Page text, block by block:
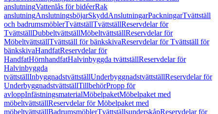
anslutningVattenlås för bidéerRak
anslutningAnslutningsböjarSkyddAnslutningarPackningarTvättställ
och badrumsmöblerTvättställTvättställReservdelar för
TvättställDubbeltvättställMöbeltvättställReservdelar för
MöbeltvättställTvättställ för bänkskivaReservdelar för Tvättställ för
bänkskivaHandfatReservdelar för
HandfatHörnhandfatHalvinbyggda tvättställReservdelar för
Halvinbyggda
tvättställInbyggnadstvättställUnderbyggnadstvättställReservdelar för
UnderbyggnadstvättställTillbehörPropp för
avloppInfästningsmaterialMöbelpaketMöbelpaket med
möbeltvättställReservdelar för Möbelpaket med
möbeltvättställBadrumsmöblerTvättställsunderskåpReservdelar för